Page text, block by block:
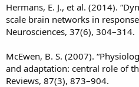
Hermans, E. J., et al. (2014).
scale brain networks in
Neurosciences, 37(6), 304–314.
McEwen, B. S. (2007).
and adaptation: central role of
Reviews, 87(3), 873–904.